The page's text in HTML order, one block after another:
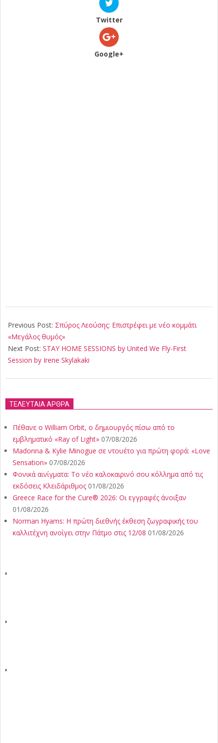
Twitter
Google+
03-
25
Previous Post: Σπύρος Λεούσης: Επιστρέφει με νέο κομμάτι
«Μεγάλος θυμός»
Next Post: STAY HOME SESSIONS by United We Fly-First
Session by Irene Skylakaki
ΤΕΛΕΥΤΑΙΑ ΑΡΘΡΑ
Πέθανε ο William Orbit, ο δημιουργός πίσω από το
εμβληματικό «Ray of Light» 07/08/2026
Madonna & Kylie Minogue σε ντουέτο για πρώτη φορά: «Love
Sensation» 07/08/2026
Φονικά αινίγματα: Το νέο καλοκαιρινό σου κόλλημα από τις
εκδόσεις Κλειδάριθμος 01/08/2026
Greece Race for the Cure® 2026: Οι εγγραφές άνοιξαν
01/08/2026
Norman Hyams: Η πρώτη διεθνής έκθεση ζωγραφικής του
καλλιτέχνη ανοίγει στην Πάτμο στις 12/08 01/08/2026